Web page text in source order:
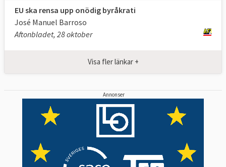
EU ska rensa upp onödig byråkrati
José Manuel Barroso
Aftonbladet, 28 oktober
Visa fler länkar +
Annonser